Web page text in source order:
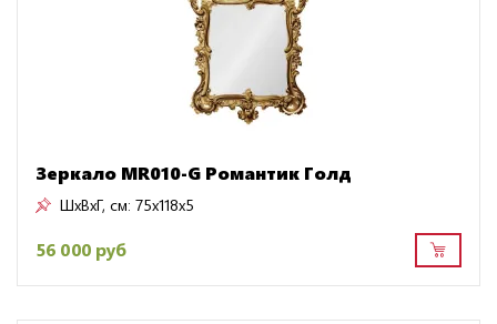
Зеркало MR010-G Романтик Голд
ШxВxГ, см: 75x118x5
56 000 руб